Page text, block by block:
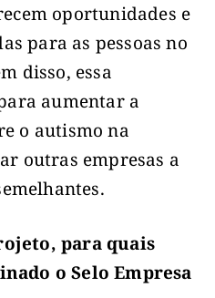
oportunidades e
para as pessoas no
disso, essa
aumentar a
o autismo na
outras empresas a
para quais
o Selo Empresa